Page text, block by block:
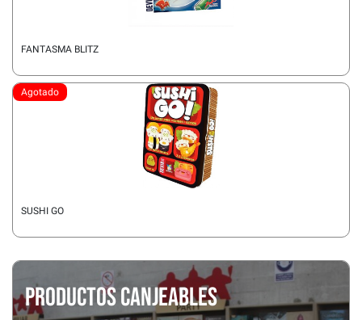
FANTASMA BLITZ
Agotado
SUSHI GO
Productos Canjeables